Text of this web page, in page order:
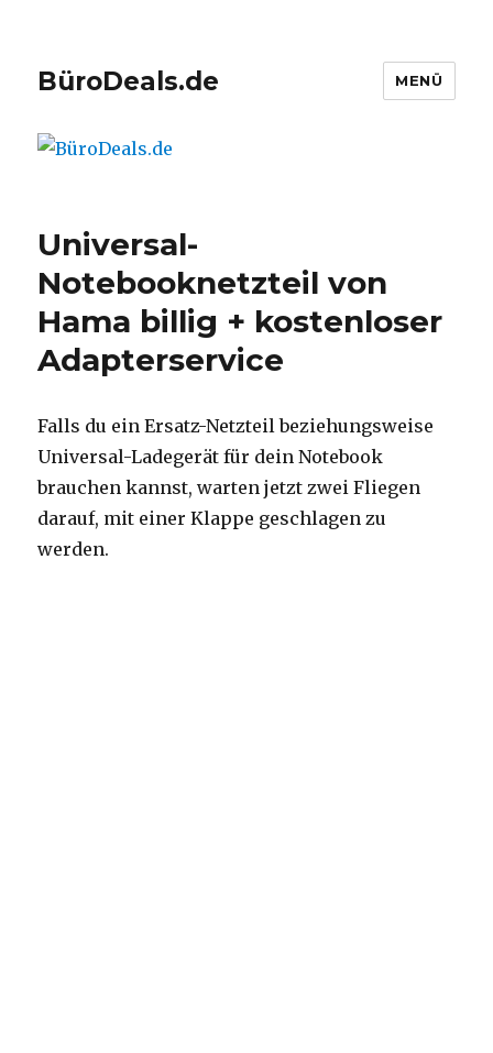
BüroDeals.de MENÜ
Universal-
Notebooknetzteil von
Hama billig + kostenloser
Adapterservice
Falls du ein Ersatz-Netzteil beziehungsweise
Universal-Ladegerät für dein Notebook
brauchen kannst, warten jetzt zwei Fliegen
darauf, mit einer Klappe geschlagen zu
werden.